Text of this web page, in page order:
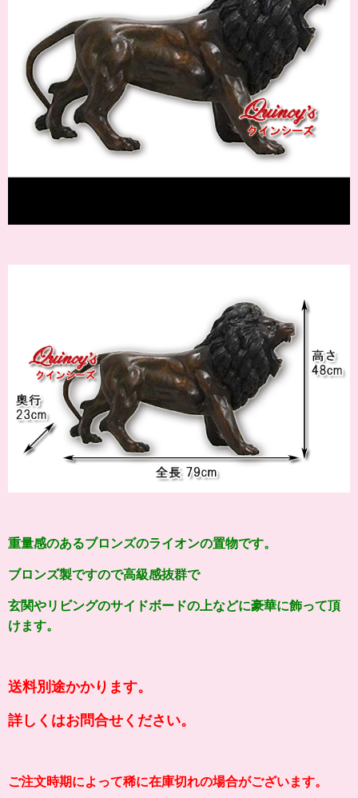
重量感のあるブロンズのライオンの置物です。
ブロンズ製ですので高級感抜群で
玄関やリビングのサイドボードの上などに豪華に飾って頂
けます。
送料別途かかります。
詳しくはお問合せください。
ご注文時期によって稀に在庫切れの場合がございます。